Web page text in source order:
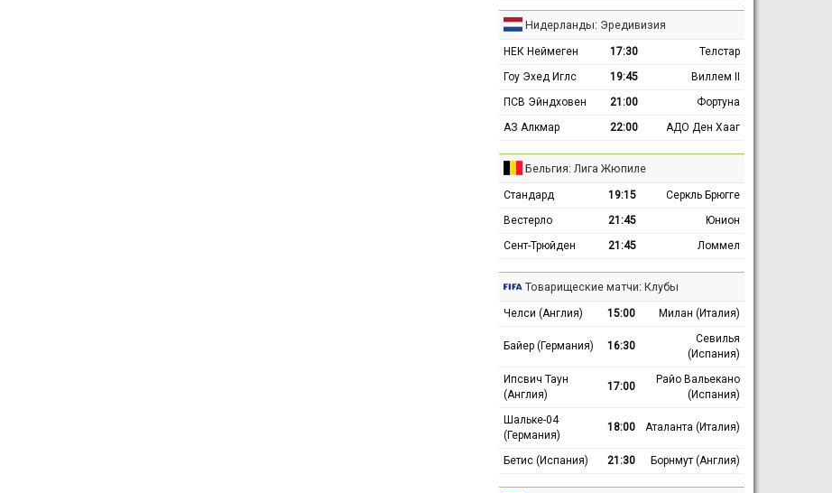
Нидерланды: Эредивизия
НЕК Неймеген 17:30
Телстар
Гоу Эхед Иглс
19:45
Виллем II
ПСВ Эйндховен
21:00
Фортуна
АЗ Алкмар
22:00 АДО Ден Хааг
Бельгия: Лига Жюпиле
Стандард 19:15
Серкль Брюгге
Вестерло
21:45
Юнион
Сент-Трюйден
21:45 Ломмел
Товарищеские матчи: Клубы
Челси (Англия) 15:00 Милан (Италия)
Байер (Германия) 16:30
Севилья
(Испания)
Ипсвич Таун
(Англия)
17:00
Райо Вальекано
(Испания)
Шальке-04
(Германия)
18:00 Аталанта (Италия)
Бетис (Испания) 21:30 Борнмут (Англия)